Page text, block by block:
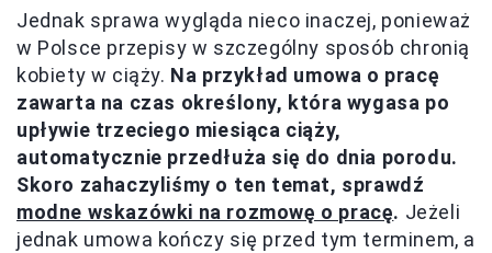
Jednak sprawa wygląda nieco inaczej, ponieważ
w Polsce przepisy w szczególny sposób chronią
kobiety w ciąży. Na przykład umowa o pracę
zawarta na czas określony, która wygasa po
upływie trzeciego miesiąca ciąży,
automatycznie przedłuża się do dnia porodu.
Skoro zahaczyliśmy o ten temat, sprawdź
modne wskazówki na rozmowę o pracę. Jeżeli
jednak umowa kończy się przed tym terminem, a